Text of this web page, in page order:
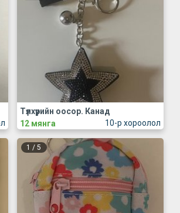
10-р хороолол
Түлхүүрийн оосор. Канад
12 мянга
1 /5